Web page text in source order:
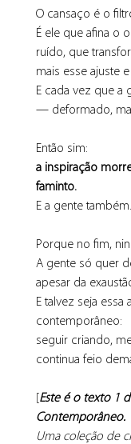
O cansaço é o
É ele que afina o
ruído, que
mais esse ajuste
E cada vez que a
— deformado,
Então sim:
a inspiração
faminto.
E a gente também.
Porque no fim,
A gente só quer
apesar da
E talvez seja
contemporâneo:
seguir criando,
continua feio
Este é o texto 1
Contemporâneo.
Uma coleção de